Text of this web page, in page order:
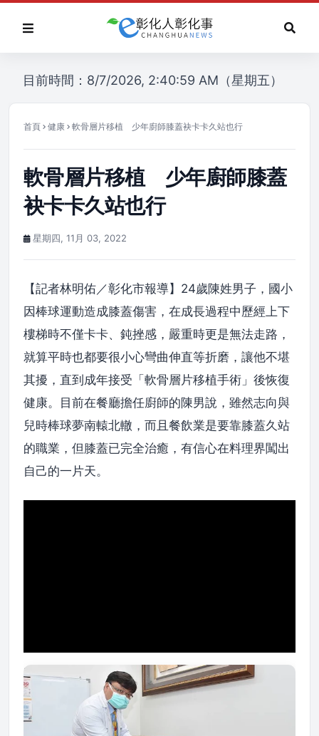
目前時間：8/7/2026, 2:40:59 AM（星期五）
首頁 健康 軟骨層片移植 少年廚師膝蓋袂卡卡久站也行
軟骨層片移植 少年廚師膝蓋
袂卡卡久站也行
星期四, 11月 03, 2022
【記者林明佑／彰化市報導】24歲陳姓男子，國小
因棒球運動造成膝蓋傷害，在成長過程中歷經上下
樓梯時不僅卡卡、鈍挫感，嚴重時更是無法走路，
就算平時也都要很小心彎曲伸直等折磨，讓他不堪
其擾，直到成年接受「軟骨層片移植手術」後恢復
健康。目前在餐廳擔任廚師的陳男說，雖然志向與
兒時棒球夢南轅北轍，而且餐飲業是要靠膝蓋久站
的職業，但膝蓋已完全治癒，有信心在料理界闖出
自己的一片天。